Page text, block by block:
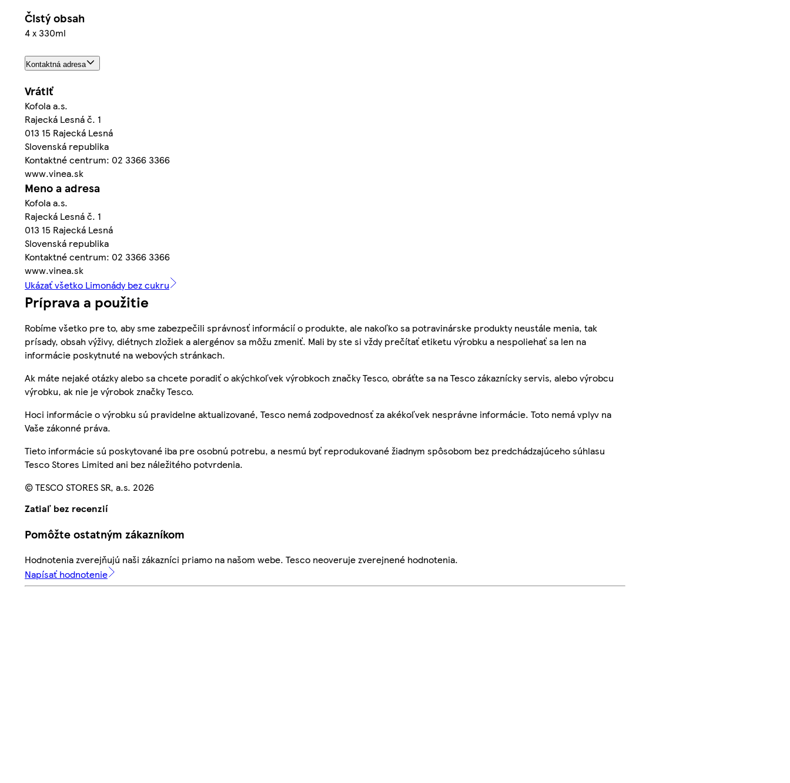
Čistý obsah
4 x 330ml
Kontaktná adresa
Vrátiť
Kofola a.s.
Rajecká Lesná č. 1
013 15 Rajecká Lesná
Slovenská republika
Kontaktné centrum: 02 3366 3366
www.vinea.sk
Meno a adresa
Kofola a.s.
Rajecká Lesná č. 1
013 15 Rajecká Lesná
Slovenská republika
Kontaktné centrum: 02 3366 3366
www.vinea.sk
Ukázať všetko Limonády bez cukru
Príprava a použitie
Robíme všetko pre to, aby sme zabezpečili správnosť informácií o produkte, ale nakoľko sa potravinárske produkty neustále menia, tak
prísady, obsah výživy, diétnych zložiek a alergénov sa môžu zmeniť. Mali by ste si vždy prečítať etiketu výrobku a nespoliehať sa len na
informácie poskytnuté na webových stránkach.
Ak máte nejaké otázky alebo sa chcete poradiť o akýchkoľvek výrobkoch značky Tesco, obráťte sa na Tesco zákaznícky servis, alebo výrobcu
výrobku, ak nie je výrobok značky Tesco.
Hoci informácie o výrobku sú pravidelne aktualizované, Tesco nemá zodpovednosť za akékoľvek nesprávne informácie. Toto nemá vplyv na
Vaše zákonné práva.
Tieto informácie sú poskytované iba pre osobnú potrebu, a nesmú byť reprodukované žiadnym spôsobom bez predchádzajúceho súhlasu
Tesco Stores Limited ani bez náležitého potvrdenia.
© TESCO STORES SR, a.s. 2026
Zatiaľ bez recenzií
Pomôžte ostatným zákazníkom
Hodnotenia zverejňujú naši zákazníci priamo na našom webe. Tesco neoveruje zverejnené hodnotenia.
Napísať hodnotenie